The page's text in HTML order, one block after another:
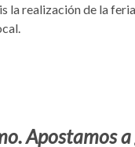
la realización de la feria
Apostamos